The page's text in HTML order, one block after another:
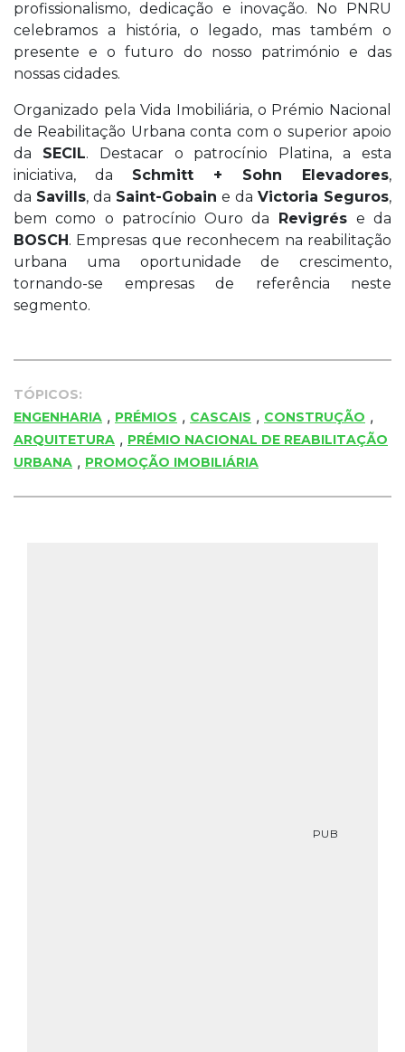
profissionalismo, dedicação e inovação. No PNRU
celebramos a história, o legado, mas também o
presente e o futuro do nosso património e das
nossas cidades.
Organizado pela Vida Imobiliária, o Prémio Nacional
de Reabilitação Urbana conta com o superior apoio
da SECIL. Destacar o patrocínio Platina, a esta
iniciativa, da Schmitt + Sohn Elevadores,
da Savills, da Saint-Gobain e da Victoria Seguros,
bem como o patrocínio Ouro da Revigrés e da
BOSCH. Empresas que reconhecem na reabilitação
urbana uma oportunidade de crescimento,
tornando-se empresas de referência neste
segmento.
TÓPICOS:
ENGENHARIA , PRÉMIOS , CASCAIS , CONSTRUÇÃO ,
ARQUITETURA , PRÉMIO NACIONAL DE REABILITAÇÃO
URBANA , PROMOÇÃO IMOBILIÁRIA
PUB